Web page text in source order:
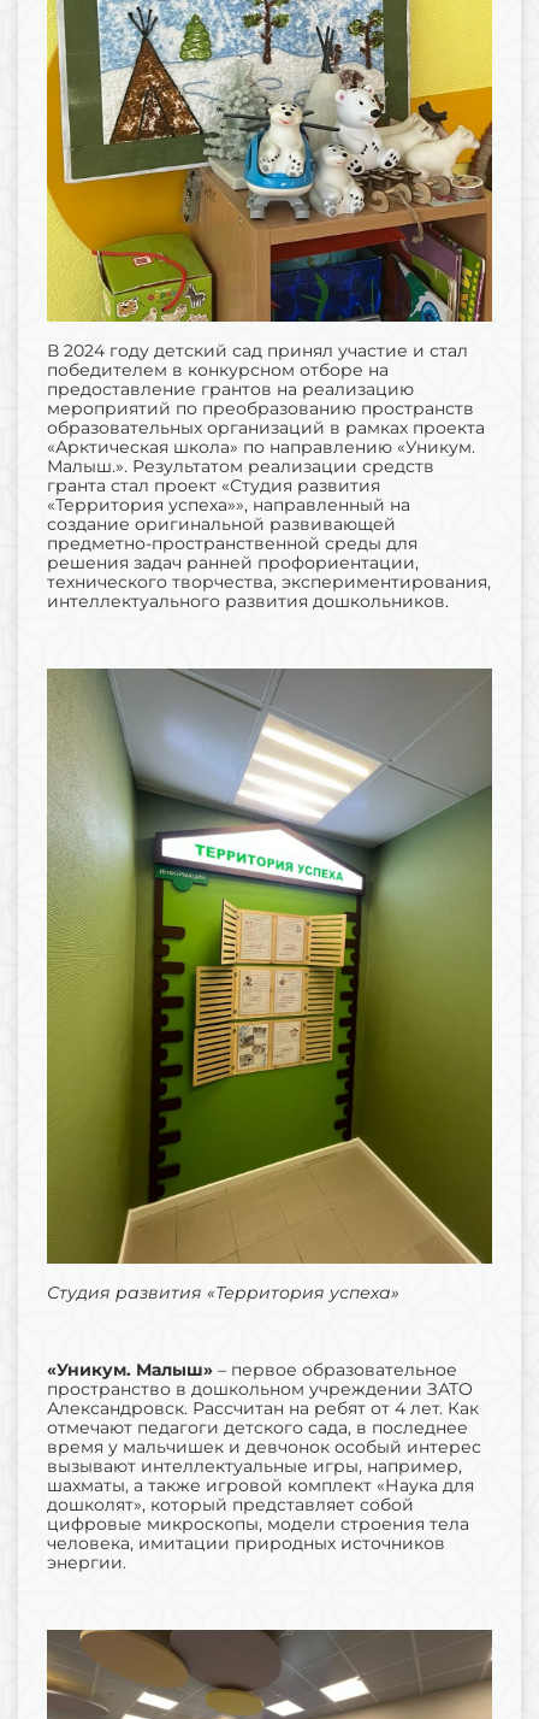
В 2024 году детский сад принял участие и стал
победителем в конкурсном отборе на
предоставление грантов на реализацию
мероприятий по преобразованию пространств
образовательных организаций в рамках проекта
«Арктическая школа» по направлению «Уникум.
Малыш.». Результатом реализации средств
гранта стал проект «Студия развития
«Территория успеха»», направленный на
создание оригинальной развивающей
предметно-пространственной среды для
решения задач ранней профориентации,
технического творчества, экспериментирования,
интеллектуального развития дошкольников.
Студия развития «Территория успеха»
«Уникум. Малыш» – первое образовательное
пространство в дошкольном учреждении ЗАТО
Александровск. Рассчитан на ребят от 4 лет. Как
отмечают педагоги детского сада, в последнее
время у мальчишек и девчонок особый интерес
вызывают интеллектуальные игры, например,
шахматы, а также игровой комплект «Наука для
дошколят», который представляет собой
цифровые микроскопы, модели строения тела
человека, имитации природных источников
энергии.